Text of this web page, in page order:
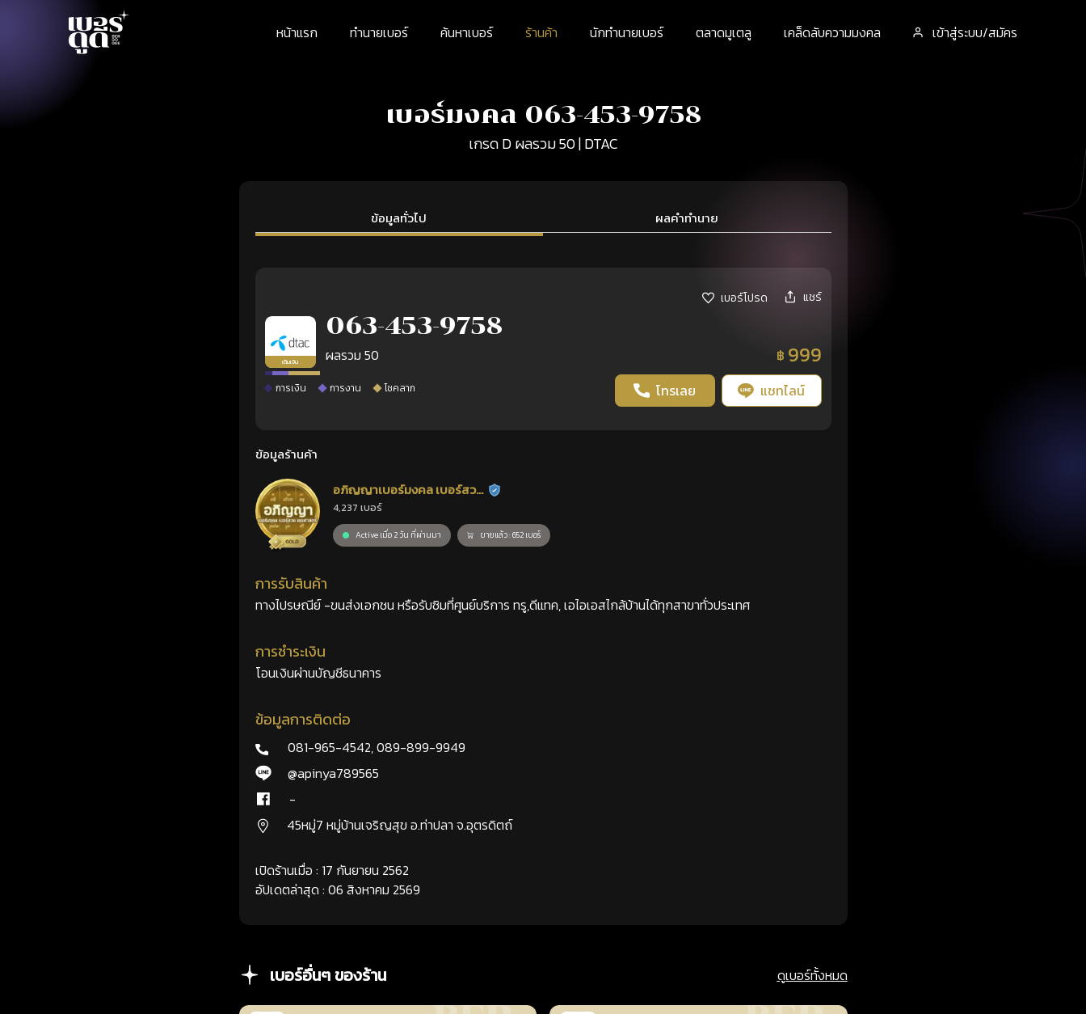
หน้าแรก ทำนายเบอร์ ค้นหาเบอร์ ร้านค้า นักทำนายเบอร์ ตลาดมูเตลู เคล็ดลับความมงคล เข้าสู่ระบบ/สมัคร
เบอร์มงคล 063-453-9758
เกรด D ผลรวม 50 | DTAC
ข้อมูลทั่วไป ผลคำทำนาย
เบอร์โปรด แชร์
เติมเงิน
063-453-9758
ผลรวม 50 ฿ 999
การเงิน การงาน โชคลาภ โทรเลย แชทไลน์
ข้อมูลร้านค้า
อภิญญาเบอร์มงคล เบอร์สวย
เลขศาสตร์
ร้านยืนยันแล้ว
4,237 เบอร์
Active เมื่อ 2 วัน ที่ผ่านมา ขายแล้ว : 652 เบอร์
การรับสินค้า
ทางไปรษณีย์ -ขนส่งเอกชน หรือรับซิมที่ศูนย์บริการ ทรู,ดีแทค, เอไอเอสไกล้บ้านได้ทุกสาขาทั่วประเทศ
การชำระเงิน
โอนเงินผ่านบัญชีธนาคาร
ข้อมูลการติดต่อ
081-965-4542,089-899-9949
@apinya789565
-
45หมู่7 หมู่บ้านเจริญสุข อ.ท่าปลา จ.อุตรดิตถ์
เปิดร้านเมื่อ : 17 กันยายน 2562
อัปเดตล่าสุด : 06 สิงหาคม 2569
เบอร์อื่นๆ ของร้าน ดูเบอร์ทั้งหมด